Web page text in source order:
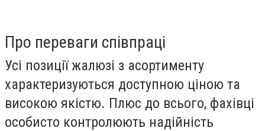
Про переваги співпраці
Усі позиції жалюзі з асортименту
характеризуються доступною ціною та
високою якістю. Плюс до всього, фахівці
особисто контролюють надійність